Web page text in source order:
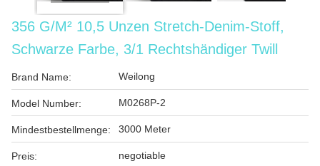
356 G/m² 10,5 Unzen Stretch-Denim-Stoff,
Schwarze Farbe, 3/1 Rechtshändiger Twill
Brand Name: Weilong
Model Number: M0268P-2
Mindestbestellmenge: 3000 Meter
Preis: negotiable